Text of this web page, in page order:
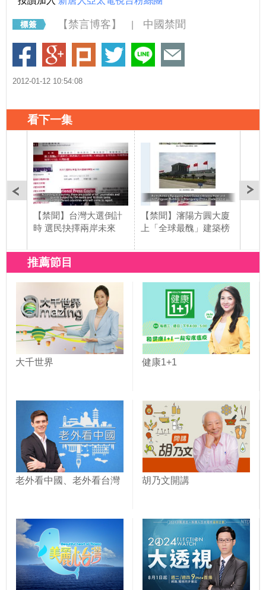
【禁言博客】 中國禁聞
2012-01-12 10:54:08
看下一集
【禁聞】台灣大選倒計
時 選民抉擇兩岸未來
【禁聞】瀋陽方圓大廈
上「全球最醜」建築榜
推薦節目
大千世界 健康1+1
老外看中國、老外看台灣 胡乃文開講